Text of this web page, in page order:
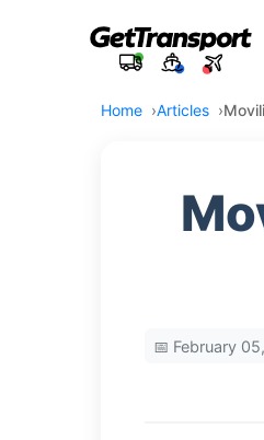
Home Articles
📅 February